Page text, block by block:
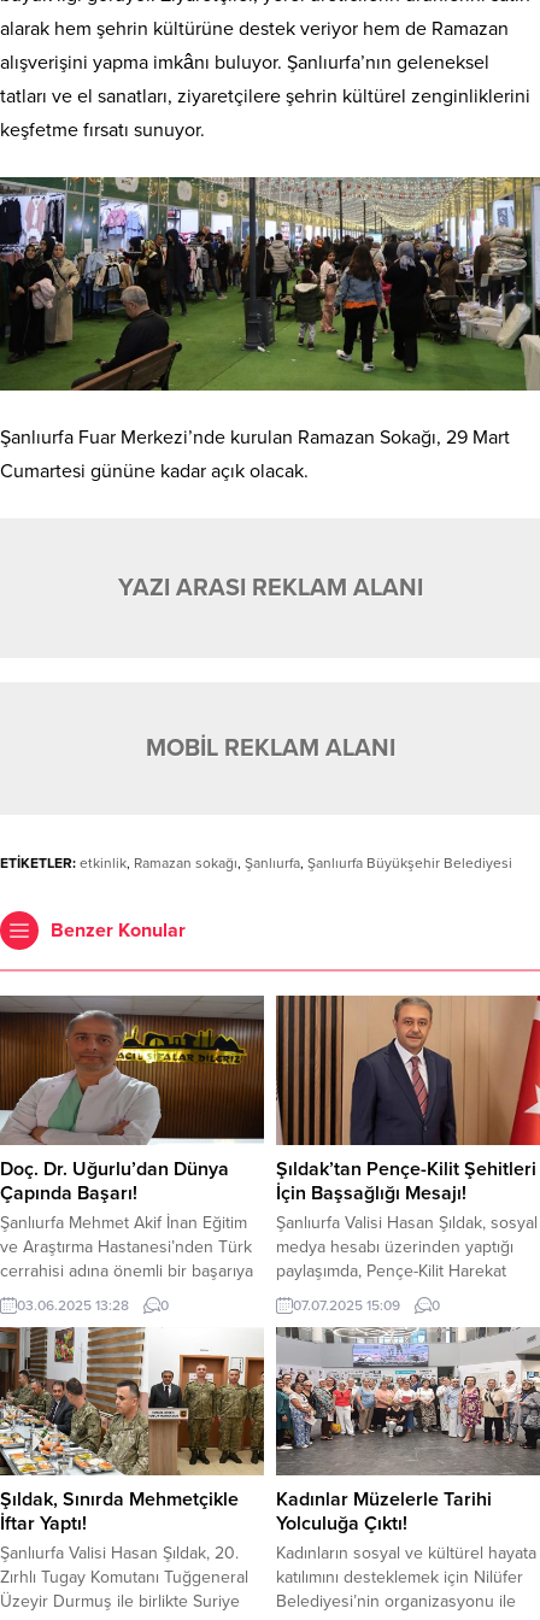
alarak hem şehrin kültürüne destek veriyor hem de Ramazan
alışverişini yapma imkânı buluyor. Şanlıurfa’nın geleneksel
tatları ve el sanatları, ziyaretçilere şehrin kültürel zenginliklerini
keşfetme fırsatı sunuyor.
Şanlıurfa Fuar Merkezi’nde kurulan Ramazan Sokağı, 29 Mart
Cumartesi gününe kadar açık olacak.
YAZI ARASI REKLAM ALANI
MOBİL REKLAM ALANI
ETİKETLER: etkinlik, Ramazan sokağı, Şanlıurfa, Şanlıurfa Büyükşehir Belediyesi
Benzer Konular
Doç. Dr. Uğurlu’dan Dünya
Çapında Başarı!
Şanlıurfa Mehmet Akif İnan Eğitim
ve Araştırma Hastanesi’nden Türk
cerrahisi adına önemli bir başarıya
daha imza atıldı. Ülkemizin önde
gelen 15 genel cerrahi kliniğinin
katkılarıyla hazırlanan ve çok
merkezli gözlemsel niteliğiyle
dikkat çeken çalışma, prestijli
uluslararası tıp dergisi World
Journal of Gastrointestinal
Surgery’de yayımlandı. “Results of
Endoscopic Retrograde
Cholangiopancreatography
(ERCP)...
03.06.2025 13:28 0
Şıldak’tan Pençe-Kilit Şehitleri
İçin Başsağlığı Mesajı!
Şanlıurfa Valisi Hasan Şıldak, sosyal
medya hesabı üzerinden yaptığı
paylaşımda, Pençe-Kilit Harekat
Bölgesi’nde şehit olan tüm
kahraman askerlere Allah’tan
rahmet, ailelerine ve Aziz
Milletimize başsağlığı diledi. Şıldak
sosyal medya paylaşımında şu
ifadeleri kullandı; “Millet Olarak
Hepimiz Derinden Üzen Pence-Kilit
Harekat Bölgesinde Şehit Olan
Bütün Kahraman Askerlerimize
Allah’tan Rahmet, Ailelerine ve...
07.07.2025 15:09 0
Şıldak, Sınırda Mehmetçikle
İftar Yaptı!
Şanlıurfa Valisi Hasan Şıldak, 20.
Zırhlı Tugay Komutanı Tuğgeneral
Üzeyir Durmuş ile birlikte Suriye
Kadınlar Müzelerle Tarihi
Yolculuğa Çıktı!
Kadınların sosyal ve kültürel hayata
katılımını desteklemek için Nilüfer
Belediyesi’nin organizasyonu ile